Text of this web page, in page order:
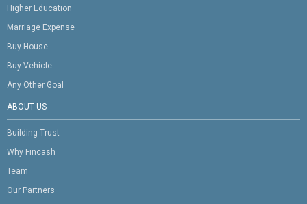
Higher Education
Marriage Expense
Buy House
Buy Vehicle
Any Other Goal
ABOUT US
Building Trust
Why Fincash
Team
Our Partners